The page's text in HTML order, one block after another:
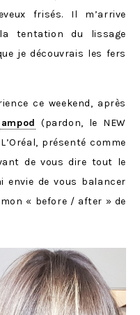
frisés. Il m’arrive
tentation du lissage
je découvrais les fers
ce weekend, après
(pardon, le NEW
L’Oréal, présenté comme
de vous dire tout le
envie de vous balancer
« before / after » de